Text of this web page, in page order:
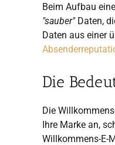
Beim Aufbau
"sauber"Daten,
Daten aus einer
Die
Die
Ihre Marke an,
Willkommens-E-